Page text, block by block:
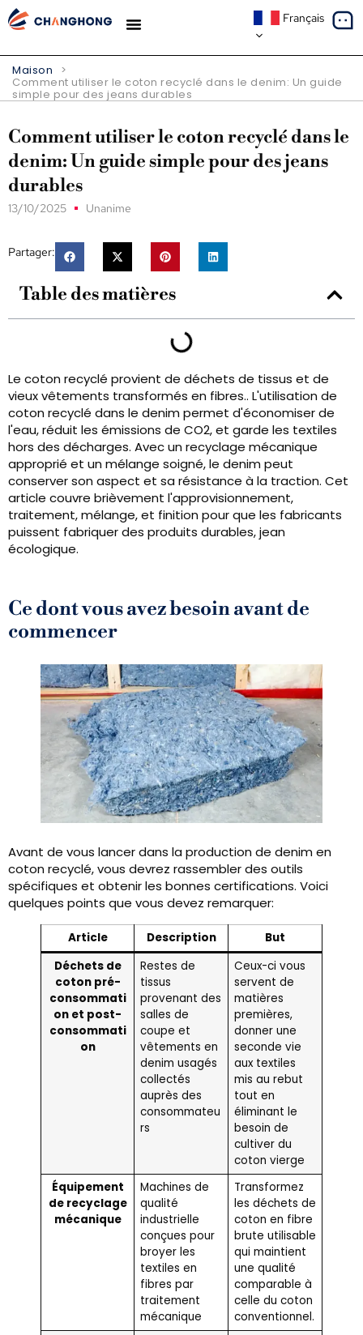
Français
Maison >
Comment utiliser le coton recyclé dans le denim: Un guide
simple pour des jeans durables
Comment utiliser le coton recyclé dans le
denim: Un guide simple pour des jeans
durables
13/10/2025 Unanime
Partager:
Table des matières
Le coton recyclé provient de déchets de tissus et de
vieux vêtements transformés en fibres.. L'utilisation de
coton recyclé dans le denim permet d'économiser de
l'eau, réduit les émissions de CO2, et garde les textiles
hors des décharges. Avec un recyclage mécanique
approprié et un mélange soigné, le denim peut
conserver son aspect et sa résistance à la traction. Cet
article couvre brièvement l'approvisionnement,
traitement, mélange, et finition pour que les fabricants
puissent fabriquer des produits durables, jean
écologique.
Ce dont vous avez besoin avant de
commencer
Avant de vous lancer dans la production de denim en
coton recyclé, vous devrez rassembler des outils
spécifiques et obtenir les bonnes certifications. Voici
quelques points que vous devez remarquer:
Article Description
But
Déchets de
coton pré-
consommati
on et post-
consommati
on
Restes de
tissus
provenant des
salles de
coupe et
vêtements en
denim usagés
collectés
auprès des
consommateu
rs
Ceux-ci vous
servent de
matières
premières,
donner une
seconde vie
aux textiles
mis au rebut
tout en
éliminant le
besoin de
cultiver du
coton vierge
Équipement
de recyclage
mécanique
Machines de
qualité
industrielle
conçues pour
broyer les
textiles en
fibres par
traitement
mécanique
Transformez
les déchets de
coton en fibre
brute utilisable
qui maintient
une qualité
comparable à
celle du coton
conventionnel.